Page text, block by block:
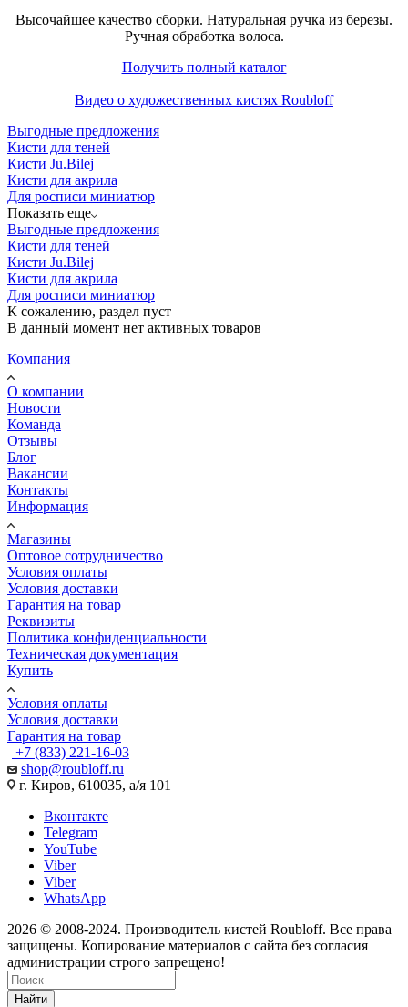
Высочайшее качество сборки. Натуральная ручка из березы.
Ручная обработка волоса.
Получить полный каталог
Видео о художественных кистях Roubloff
Выгодные предложения
Кисти для теней
Кисти Ju.Bilej
Кисти для акрила
Для росписи миниатюр
Показать еще
Выгодные предложения
Кисти для теней
Кисти Ju.Bilej
Кисти для акрила
Для росписи миниатюр
К сожалению, раздел пуст
В данный момент нет активных товаров
Компания
О компании
Новости
Команда
Отзывы
Блог
Вакансии
Контакты
Информация
Магазины
Оптовое сотрудничество
Условия оплаты
Условия доставки
Гарантия на товар
Реквизиты
Политика конфиденциальности
Техническая документация
Купить
Условия оплаты
Условия доставки
Гарантия на товар
+7 (833) 221-16-03
shop@roubloff.ru
г. Киров, 610035, а/я 101
Вконтакте
Telegram
YouTube
Viber
Viber
WhatsApp
2026 © 2008-2024. Производитель кистей Roubloff. Все права
защищены. Копирование материалов с сайта без согласия
администрации строго запрещено!
Найти